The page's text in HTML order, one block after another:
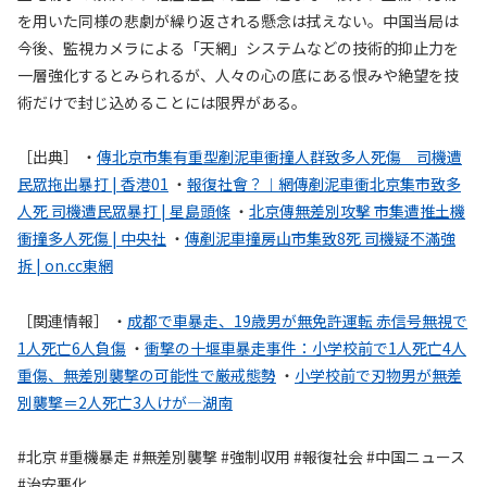
を用いた同様の悲劇が繰り返される懸念は拭えない。中国当局は
今後、監視カメラによる「天網」システムなどの技術的抑止力を
一層強化するとみられるが、人々の心の底にある恨みや絶望を技
術だけで封じ込めることには限界がある。
［出典］ ・ 傳北京市集有重型剷泥車衝撞人群致多人死傷 司機遭
民眾拖出暴打 | 香港01 ・ 報復社會？︱網傳剷泥車衝北京集市致多
人死 司機遭民眾暴打 | 星島頭條 ・ 北京傳無差別攻擊 市集遭推土機
衝撞多人死傷 | 中央社 ・ 傳剷泥車撞房山市集致8死 司機疑不滿強
拆 | on.cc東網
［関連情報］ ・ 成都で車暴走、19歳男が無免許運転 赤信号無視で
1人死亡6人負傷 ・ 衝撃の十堰車暴走事件：小学校前で1人死亡4人
重傷、無差別襲撃の可能性で厳戒態勢 ・ 小学校前で刃物男が無差
別襲撃＝2人死亡3人けが―湖南
#北京 #重機暴走 #無差別襲撃 #強制収用 #報復社会 #中国ニュース